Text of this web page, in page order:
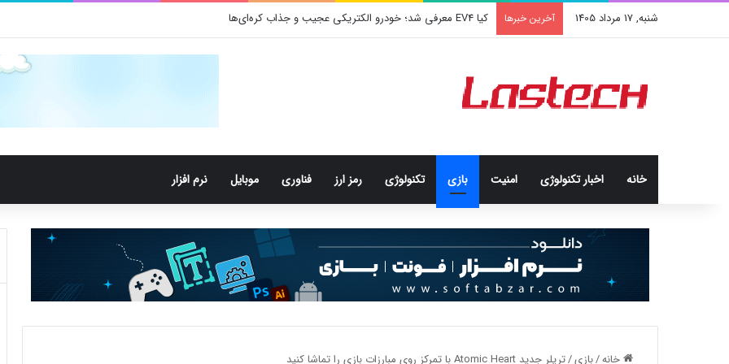
شنبه, 17 مرداد 1405 آخرین خبرها کشف جدید دانشمندان: برخی باکتری‌های دهان می‌توانند خطر ابتلا به آلزایمر را افزایش دهند
خانه اخبار تکنولوژی امنيت بازی تکنولوژی رمز ارز فناوری موبایل نرم افزار
خانه/بازی/تریلر جدید Atomic Heart با تمرکز روی مبارزات بازی را تماشا کنید